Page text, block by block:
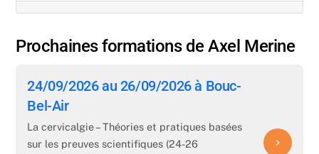
Prochaines formations de Axel Merine
24/09/2026 au 26/09/2026 à Bouc-
Bel-Air
La cervicalgie – Théories et pratiques basées
sur les preuves scientifiques (24-26
navigate_next